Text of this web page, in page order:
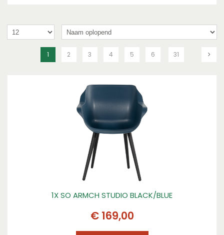
1 2 3 4 5 6 31
1X SO ARMCH STUDIO BLACK/BLUE
€ 169,00